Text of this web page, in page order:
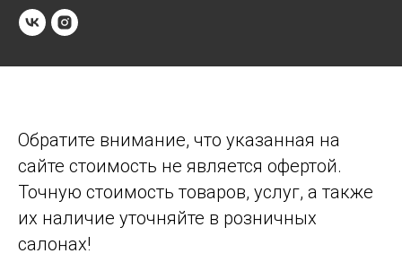
Обратите внимание, что указанная на
сайте стоимость не является офертой.
Точную стоимость товаров, услуг, а также
их наличие уточняйте в розничных
салонах!